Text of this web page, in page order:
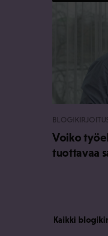
Voiko
tuottavaa
Kaikki